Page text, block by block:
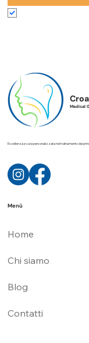
Medical
Eccellenza e cura personalizzata nel trattamento dei
Menù
Home
Chi siamo
Blog
Contatti